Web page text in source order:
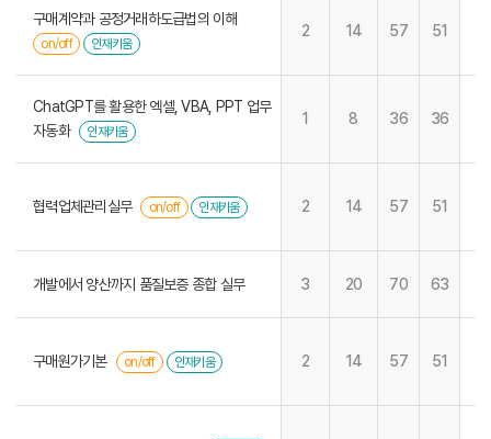
구매계약과 공정거래하도급법의 이해
on/off 인재키움
2 14 57 51
ChatGPT를 활용한 엑셀, VBA, PPT 업무
자동화
인재키움
1 8 36 36
협력업체관리실무 on/off 인재키움 2 14 57 51
개발에서 양산까지 품질보증 종합 실무 3 20 70 63
구매원가기본 on/off 인재키움 2 14 57 51